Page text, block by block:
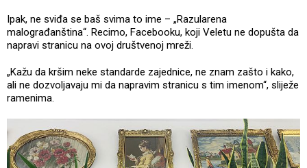
Ipak, ne sviđa se baš svima to ime – „Razularena
malograđanština“. Recimo, Facebooku, koji Veletu ne dopušta da
napravi stranicu na ovoj društvenoj mreži.
„Kažu da kršim neke standarde zajednice, ne znam zašto i kako,
ali ne dozvoljavaju mi da napravim stranicu s tim imenom“, sliježe
ramenima.